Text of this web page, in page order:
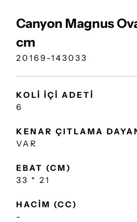
Canyon Magnus
cm
20169-143033
KOLİ İÇİ ADETİ
6
KENAR ÇITLAMA
VAR
EBAT (CM)
33 * 21
HACİM (CC)
-